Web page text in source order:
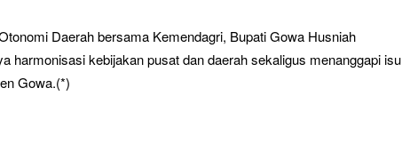
Daerah bersama Kemendagri, Bupati Gowa Husniah
harmonisasi kebijakan pusat dan daerah sekaligus menanggapi isu
Gowa.(*)